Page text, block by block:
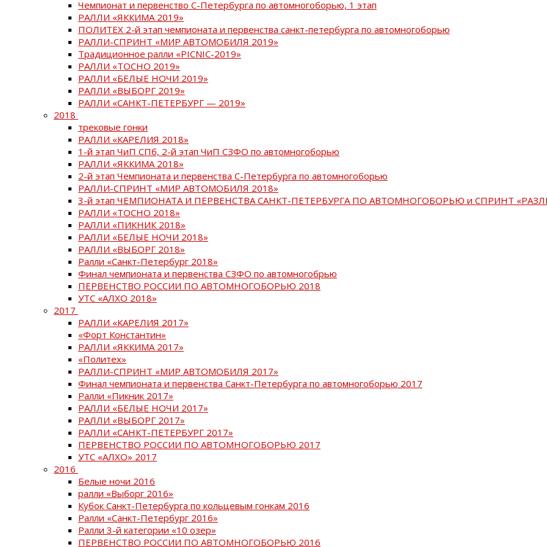
Чемпионат и первенство С-Петербурга по автомногоборью, 1 этап
РАЛЛИ «ЯККИМА 2019»
ПОЛИТЕХ 2-й этап чемпионата и первенства санкт-петербурга по автомногоборью
РАЛЛИ-СПРИНТ «МИР АВТОМОБИЛЯ 2019»
Традиционное ралли «PICNIC-2019»
РАЛЛИ «ТОСНО 2019»
РАЛЛИ «БЕЛЫЕ НОЧИ 2019»
РАЛЛИ «ВЫБОРГ 2019»
РАЛЛИ «САНКТ-ПЕТЕРБУРГ — 2019»
2018
трековые гонки
РАЛЛИ «КАРЕЛИЯ 2018»
1-й этап ЧиП СПб, 2-й этап ЧиП СЗФО по автомногоборью
РАЛЛИ «ЯККИМА 2018»
2-й этап Чемпионата и первенства С-Петербурга по автомногоборью
РАЛЛИ-СПРИНТ «МИР АВТОМОБИЛЯ 2018»
3-й этап ЧЕМПИОНАТА И ПЕРВЕНСТВА САНКТ-ПЕТЕРБУРГА ПО АВТОМНОГОБОРЬЮ и СПРИНТ
РАЛЛИ «ТОСНО 2018»
РАЛЛИ «ПИКНИК 2018»
РАЛЛИ «БЕЛЫЕ НОЧИ 2018»
РАЛЛИ «ВЫБОРГ 2018»
Ралли «Санкт-Петербург 2018»
Финал чемпионата и первенства СЗФО по автомногобрью
ПЕРВЕНСТВО РОССИИ ПО АВТОМНОГОБОРЬЮ 2018
УТС «АЛХО 2018»
2017
РАЛЛИ «КАРЕЛИЯ 2017»
«Форт Константин»
РАЛЛИ «ЯККИМА 2017»
«Политех»
РАЛЛИ-СПРИНТ «МИР АВТОМОБИЛЯ 2017»
Финал чемпионата и первенства Санкт-Петербурга по автомногоборью 2017
Ралли «Пикник 2017»
РАЛЛИ «БЕЛЫЕ НОЧИ 2017»
РАЛЛИ «ВЫБОРГ 2017»
РАЛЛИ «САНКТ-ПЕТЕРБУРГ 2017»
ПЕРВЕНСТВО РОССИИ ПО АВТОМНОГОБОРЬЮ 2017
УТС «АЛХО» 2017
2016
Белые ночи 2016
ралли «Выборг 2016»
Кубок Санкт-Петербурга по кольцевым гонкам 2016
Ралли «Санкт-Петербург 2016»
Ралли 3-й категории «10 озер»
ПЕРВЕНСТВО РОССИИ ПО АВТОМНОГОБОРЬЮ 2016